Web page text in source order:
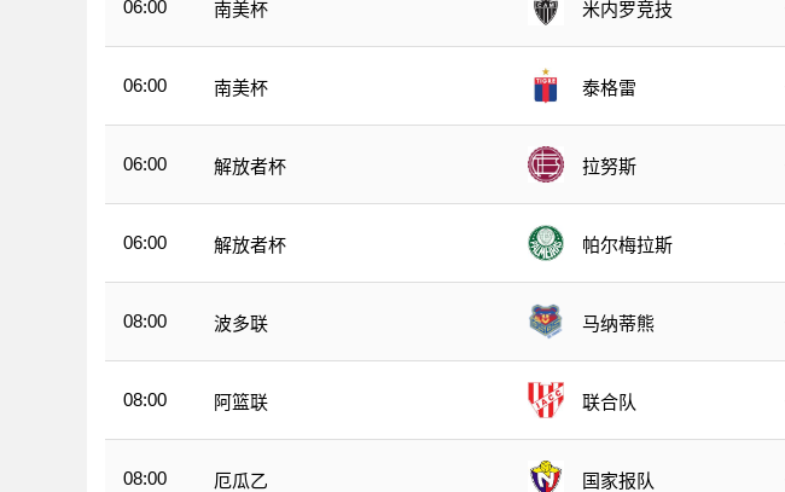
06:00 南美杯 米内罗竞技
06:00 南美杯 泰格雷
06:00 解放者杯 拉努斯
06:00 解放者杯 帕尔梅拉斯
08:00 波多联 马纳蒂熊
08:00 阿篮联 联合队
08:00 厄瓜乙 国家报队